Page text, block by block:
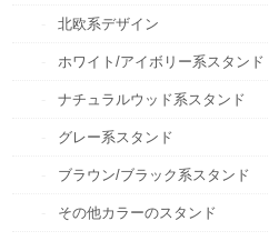
北欧系デザイン
ホワイト/アイボリー系スタンド
ナチュラルウッド系スタンド
グレー系スタンド
ブラウン/ブラック系スタンド
その他カラーのスタンド